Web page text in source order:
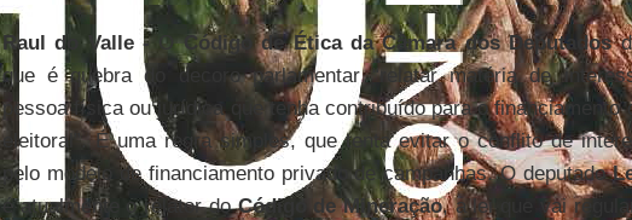
Raul do Valle -OCódigo de Ética da Câmara dos Deputados
que é quebra do decoro parlamentar “relatar matéria de
pessoa física ou jurídica que tenha contribuído para o financiamento
eleitoral”. É uma regra simples, que tenta evitar o conflito de
pelo modelo de financiamento privado de campanhas. O deputado
é atualmente o relator doCódigo de Mineração, a lei que vai